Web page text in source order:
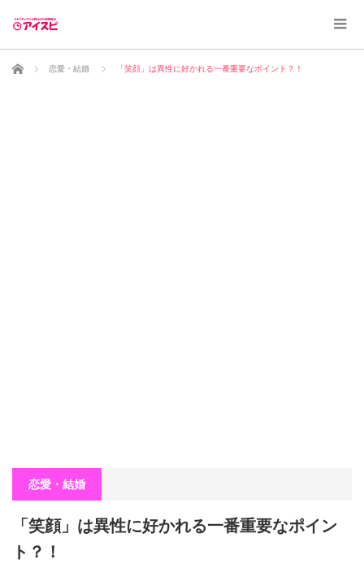
ホーム 恋愛・結婚 「笑顔」は異性に好かれる一番重要なポイント？！
恋愛・結婚
「笑顔」は異性に好かれる一番重要なポイン
ト？！